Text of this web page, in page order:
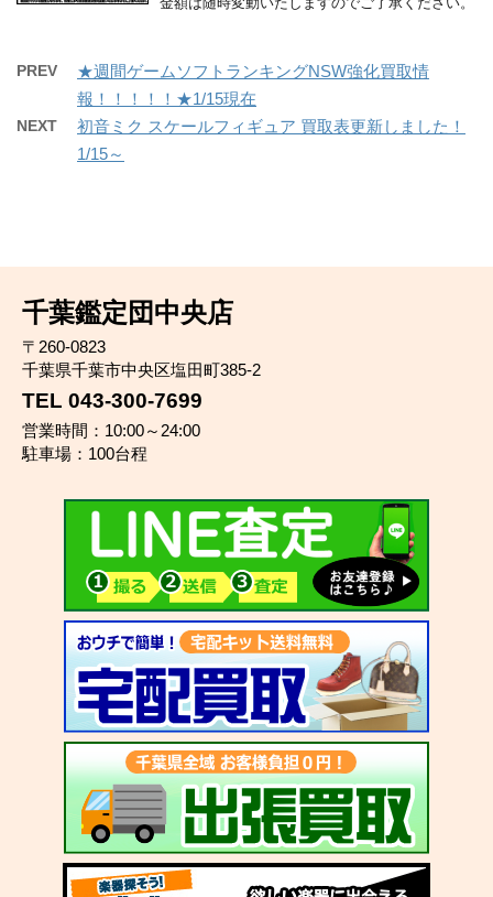
PREV
★週間ゲームソフトランキングNSW強化買取情
報！！！！！★1/15現在
NEXT
初音ミク スケールフィギュア 買取表更新しました！
1/15～
千葉鑑定団中央店
〒260-0823
千葉県千葉市中央区塩田町385-2
TEL 043-300-7699
営業時間：10:00～24:00
駐車場：100台程